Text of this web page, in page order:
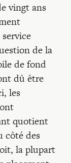
vingt ans
de la
de fond
dû être
les
quotient
côté des
la plupart